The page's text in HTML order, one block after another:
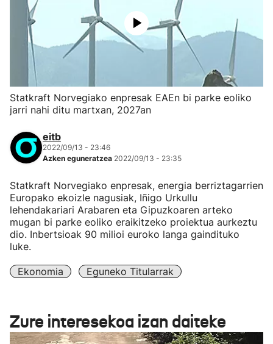
Statkraft Norvegiako enpresak EAEn bi parke eoliko
jarri nahi ditu martxan, 2027an
eitb
2022/09/13 - 23:46
Azken eguneratzea 2022/09/13 - 23:35
Statkraft Norvegiako enpresak, energia berriztagarrien
Europako ekoizle nagusiak, Iñigo Urkullu
lehendakariari Arabaren eta Gipuzkoaren arteko
mugan bi parke eoliko eraikitzeko proiektua aurkeztu
dio. Inbertsioak 90 milioi euroko langa gaindituko
luke.
Ekonomia Eguneko Titularrak
Zure interesekoa izan daiteke